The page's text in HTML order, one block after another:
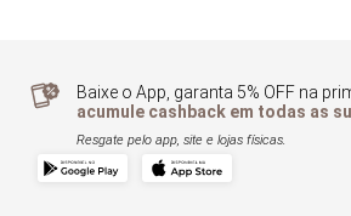
Baixe o App, garanta 5% OFF na
acumule cashback em todas as
Resgate pelo app, site e lojas físicas.